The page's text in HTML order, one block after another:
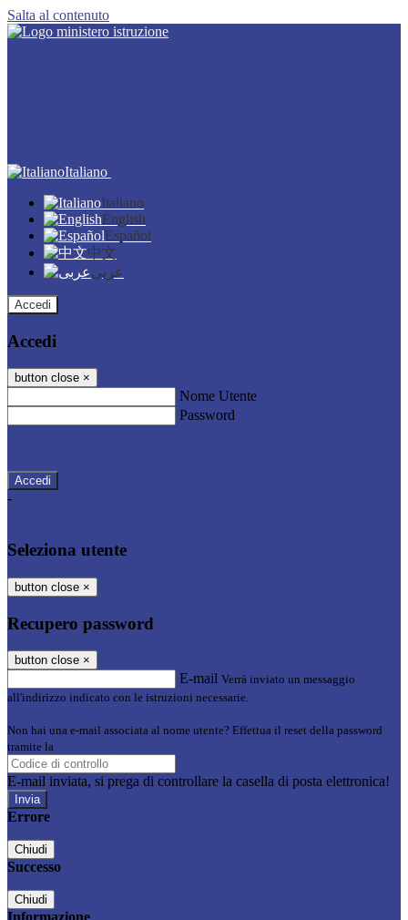
Salta al contenuto
Italiano
Italiano
English
Español
中文
عربى
Accedi
Accedi
button close ×
Nome Utente
Password
-
Seleziona utente
button close ×
Recupero password
button close ×
E-mail Verrà inviato un messaggio
all'indirizzo indicato con le istruzioni necessarie.
Non hai una e-mail associata al nome utente? Effettua il reset della password
tramite la
E-mail inviata, si prega di controllare la casella di posta elettronica!
Errore
Chiudi
Successo
Chiudi